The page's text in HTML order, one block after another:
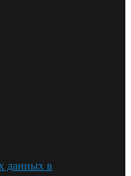
данных в